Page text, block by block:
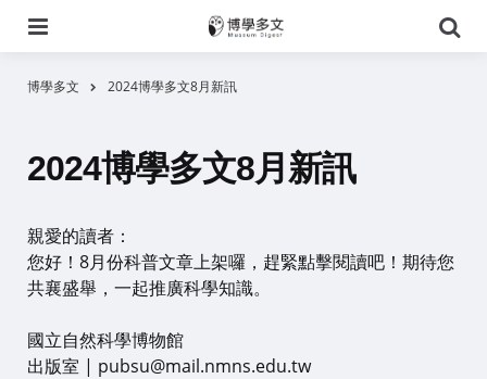
尋
博學多文 2024博學多文8月新訊
2024博學多文8月新訊
親愛的讀者：
您好！8月份科普文章上架囉，趕緊點擊閱讀吧！期待您
共襄盛舉，一起推廣科學知識。
國立自然科學博物館
出版室 | pubsu@mail.nmns.edu.tw